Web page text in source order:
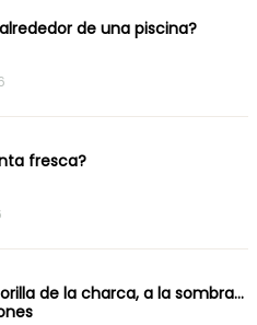
de una piscina?
fresca?
de la charca, a la sombra…